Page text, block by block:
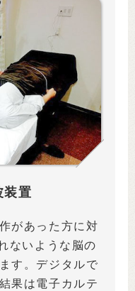
装置
があった方に対
ないような脳の
す。デジタルで
果は電子カルテ